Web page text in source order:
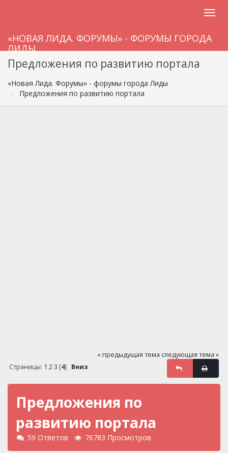
«НОВАЯ ЛИДА. ФОРУМЫ» - ФОРУМЫ ГОРОДА
ЛИДЫ
Предложения по развитию портала
«Новая Лида. Форумы» - форумы города Лиды
Предложения по развитию портала
« предыдущая тема следующая тема »
Страницы: 1 2 3 [4] Вниз
Предложения по
развитию портала
59 Ответов 76783 Просмотров